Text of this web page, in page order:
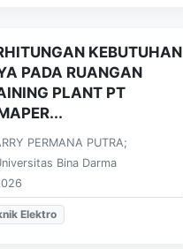
KEBUTUHAN
PADA RUANGAN
PLANT PT
PERMANA PUTRA;
Bina Darma
Elektro